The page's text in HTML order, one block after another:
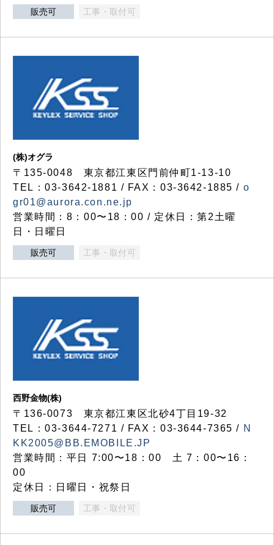
販売可 工事・取付可
(株)オグラ
〒135-0048 東京都江東区門前仲町1-13-10
TEL：03-3642-1881 / FAX：03-3642-1885 / o
gr01@aurora.con.ne.jp
営業時間：8：00〜18：00 / 定休日：第2土曜
日・日曜日
販売可 工事・取付可
西野金物(株)
〒136-0073 東京都江東区北砂4丁目19-32
TEL：03‐3644‐7271 / FAX：03-3644-7365 / N
KK2005@BB.EMOBILE.JP
営業時間：平日 7:00〜18：00 土 7：00〜16：
00
定休日：日曜日・祝祭日
販売可 工事・取付可